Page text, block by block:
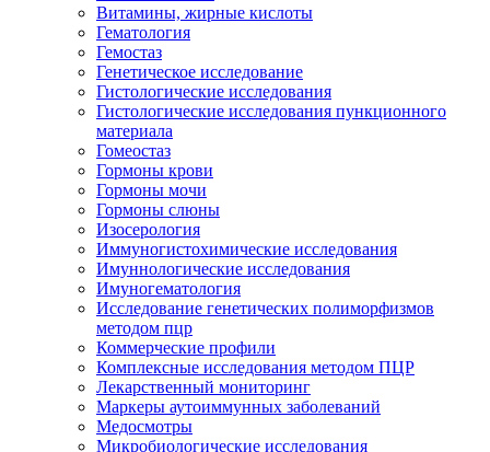
Витамины, жирные кислоты
Гематология
Гемостаз
Генетическое исследование
Гистологические исследования
Гистологические исследования пункционного
материала
Гомеостаз
Гормоны крови
Гормоны мочи
Гормоны слюны
Изосерология
Иммуногистохимические исследования
Имуннологические исследования
Имуногематология
Исследование генетических полиморфизмов
методом пцр
Коммерческие профили
Комплексные исследования методом ПЦР
Лекарственный мониторинг
Маркеры аутоиммунных заболеваний
Медосмотры
Микробиологические исследования